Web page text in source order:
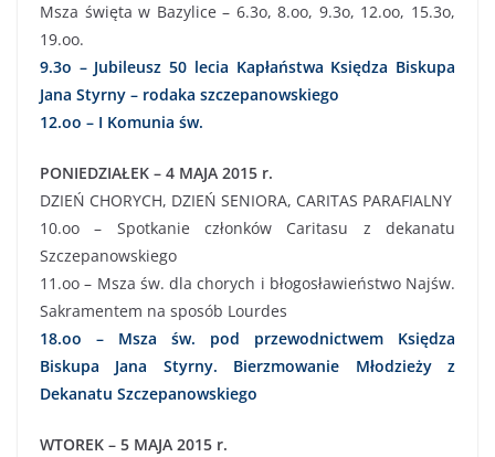
Msza święta w Bazylice – 6.3o, 8.oo, 9.3o, 12.oo, 15.3o,
19.oo.
9.3o – Jubileusz 50 lecia Kapłaństwa Księdza Biskupa
Jana Styrny – rodaka szczepanowskiego
12.oo – I Komunia św.
PONIEDZIAŁEK – 4 MAJA 2015 r.
DZIEŃ CHORYCH, DZIEŃ SENIORA, CARITAS PARAFIALNY
10.oo – Spotkanie członków Caritasu z dekanatu
Szczepanowskiego
11.oo – Msza św. dla chorych i błogosławieństwo Najśw.
Sakramentem na sposób Lourdes
18.oo – Msza św. pod przewodnictwem Księdza
Biskupa Jana Styrny. Bierzmowanie Młodzieży z
Dekanatu Szczepanowskiego
WTOREK – 5 MAJA 2015 r.